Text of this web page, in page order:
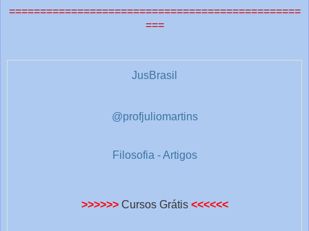
===============================================
===
JusBrasil
@profjuliomartins
Filosofia - Artigos
>>>>>> Cursos Grátis <<<<<<